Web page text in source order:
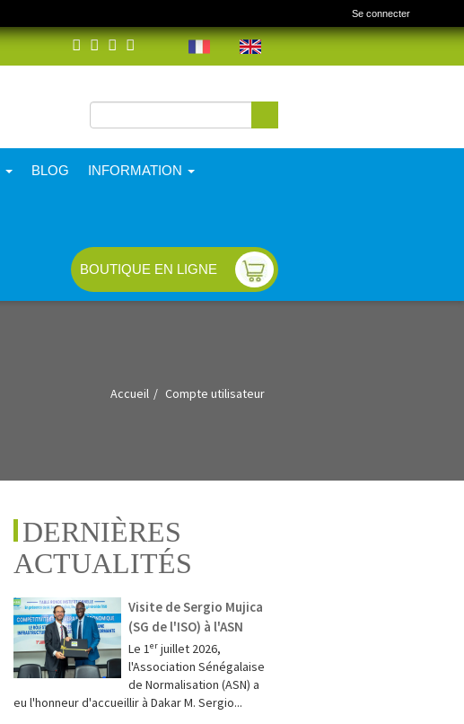
Se connecter
Formulaire de
recherche
BLOG INFORMATION
BOUTIQUE EN LIGNE
Accueil Compte utilisateur
DERNIÈRES
ACTUALITÉS
Visite de Sergio Mujica
(SG de l'ISO) à l'ASN
Le 1ᵉʳ juillet 2026,
l'Association Sénégalaise
de Normalisation (ASN) a
eu l'honneur d'accueillir à Dakar M. Sergio...